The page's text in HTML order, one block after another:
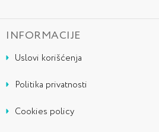
INFORMACIJE
Uslovi korišćenja
Politika privatnosti
Cookies policy